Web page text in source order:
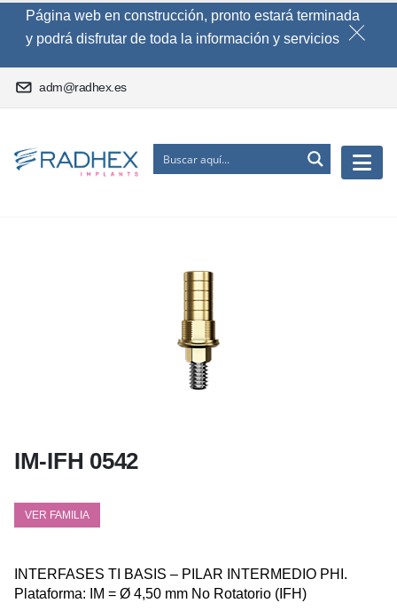
Página web en construcción, pronto estará terminada
y podrá disfrutar de toda la información y servicios
adm@radhex.es
IM-IFH 0542
VER FAMILIA
INTERFASES TI BASIS – PILAR INTERMEDIO PHI.
Plataforma: IM = Ø 4,50 mm No Rotatorio (IFH)